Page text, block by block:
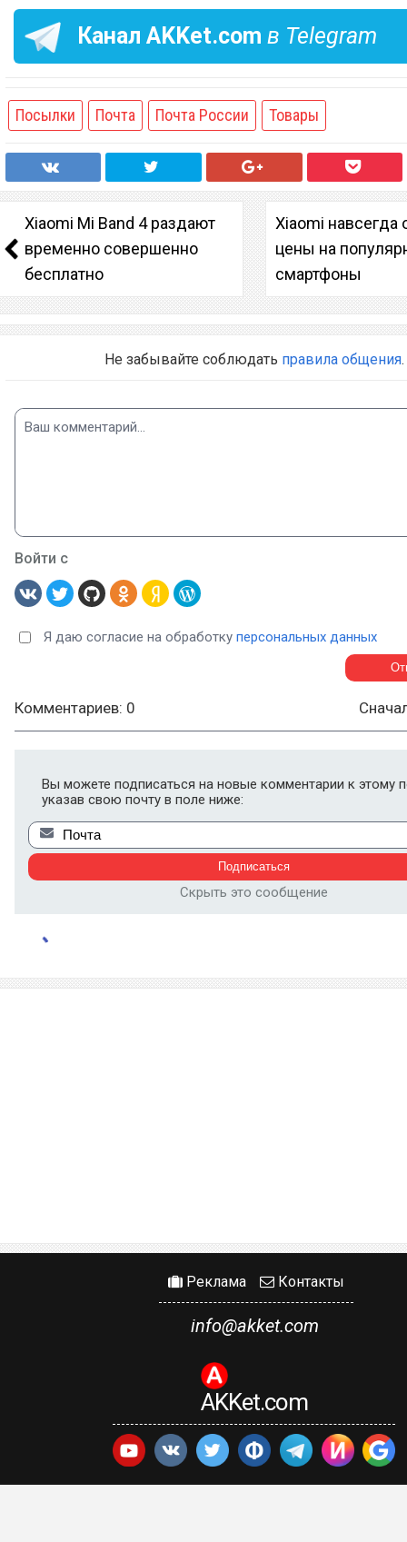
Канал AKKet.com в Telegram
Посылки Почта Почта России Товары
Xiaomi Mi Band 4 раздают
временно совершенно
бесплатно
Xiaomi навсегда
цены на
смартфоны
Не забывайте соблюдать правила общения.
Войти с
Я даю согласие на обработку персональных данных
Комментариев: 0
Вы можете подписаться на новые комментарии к этому
указав свою почту в поле ниже:
Скрыть это сообщение
Реклама Контакты
info@akket.com
AKKet.com